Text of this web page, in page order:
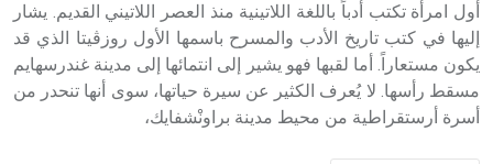
أول امرأة تكتب أدباً باللغة اللاتينية منذ العصر اللاتيني القديم. يشار
إليها في كتب تاريخ الأدب والمسرح باسمها الأول روزڤيتا الذي قد
يكون مستعاراً. أما لقبها فهو يشير إلى انتمائها إلى مدينة غندرسهايم
مسقط رأسها. لا يُعرف الكثير عن سيرة حياتها، سوى أنها تنحدر من
أسرة أرستقراطية من محيط مدينة براونْشفايك،